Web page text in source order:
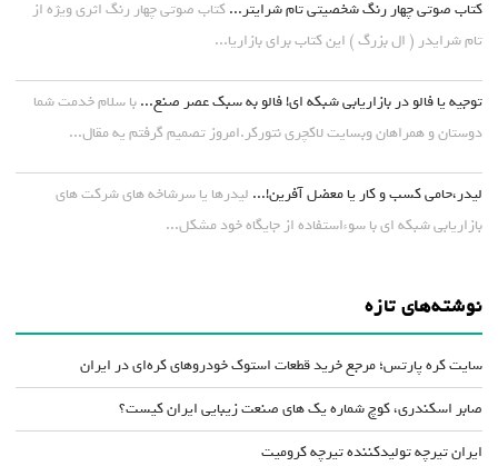
کتاب صوتی چهار رنگ شخصیتی تام شرایتر... کتاب صوتی چهار رنگ اثری ویژه از
تام شرایدر ( ال بزرگ ) این کتاب برای بازاریا...
توجیه یا فالو در بازاریابی شبکه ای! فالو به سبک عصر صنع... با سلام خدمت شما
دوستان و همراهان وبسایت لاکچری نتورکر.امروز تصمیم گرفتم یه مقال...
لیدر،حامی کسب و کار یا معضل آفرین!... لیدرها یا سرشاخه های شرکت های
بازاریابی شبکه ای با سوءاستفاده از جایگاه خود مشکل...
نوشته‌های تازه
سایت کره پارتس؛ مرجع خرید قطعات استوک خودروهای کره‌ای در ایران
صابر اسکندری، کوچ شماره یک های صنعت زیبایی ایران کیست؟
ایران تیرچه تولیدکننده تیرچه کرومیت